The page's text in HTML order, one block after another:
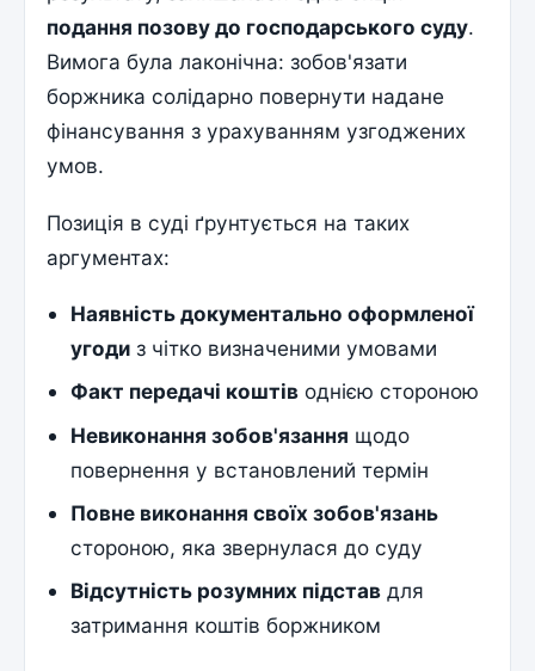
подання позову до господарського суду.
Вимога була лаконічна: зобов'язати
боржника солідарно повернути надане
фінансування з урахуванням узгоджених
умов.
Позиція в суді ґрунтується на таких
аргументах:
Наявність документально оформленої
угоди з чітко визначеними умовами
Факт передачі коштів однією стороною
Невиконання зобов'язання щодо
повернення у встановлений термін
Повне виконання своїх зобов'язань
стороною, яка звернулася до суду
Відсутність розумних підстав для
затримання коштів боржником